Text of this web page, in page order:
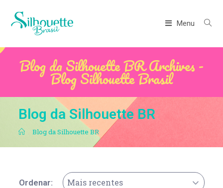
Menu
Blog da Silhouette BR Archives -
Blog Silhouette Brasil
Blog da Silhouette BR
. Blog da Silhouette BR
Ordenar: Mais recentes